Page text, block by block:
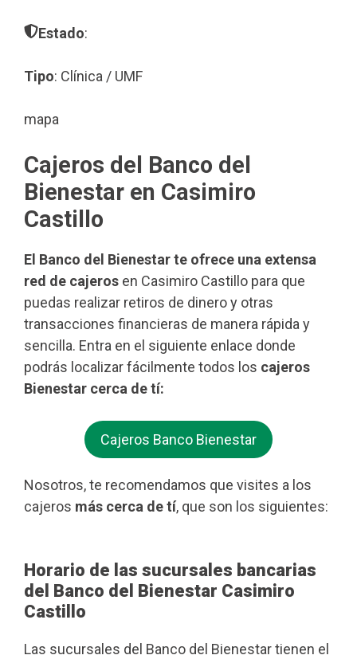
Estado:
Tipo: Clínica / UMF
mapa
Cajeros del Banco del
Bienestar en Casimiro
Castillo
El Banco del Bienestar te ofrece una extensa
red de cajeros en Casimiro Castillo para que
puedas realizar retiros de dinero y otras
transacciones financieras de manera rápida y
sencilla. Entra en el siguiente enlace donde
podrás localizar fácilmente todos los cajeros
Bienestar cerca de tí:
Cajeros Banco Bienestar
Nosotros, te recomendamos que visites a los
cajeros más cerca de tí, que son los siguientes:
Horario de las sucursales bancarias
del Banco del Bienestar Casimiro
Castillo
Las sucursales del Banco del Bienestar tienen el